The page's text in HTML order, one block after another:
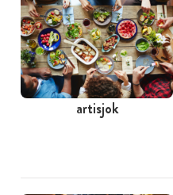
artisjok